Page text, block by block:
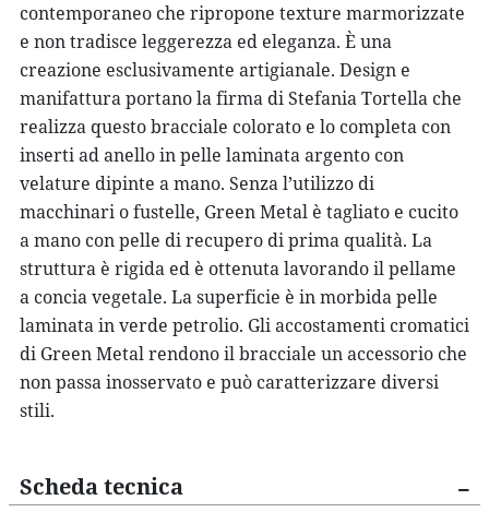
contemporaneo che ripropone texture marmorizzate
e non tradisce leggerezza ed eleganza. È una
creazione esclusivamente artigianale. Design e
manifattura portano la firma di Stefania Tortella che
realizza questobracciale colorato e lo completa con
inserti ad anelloin pelle laminata argento con
velature dipinte a mano. Senza l’utilizzo di
macchinari o fustelle, Green Metal è tagliato e cucito
a mano con pelle di recupero di prima qualità. La
struttura è rigida ed è ottenuta lavorando il pellame
a concia vegetale. La superficie è in morbida pelle
laminata in verde petrolio. Gli accostamenti cromatici
di Green Metal rendono il bracciale un accessorio che
non passa inosservato e può caratterizzare diversi
stili.
Scheda tecnica